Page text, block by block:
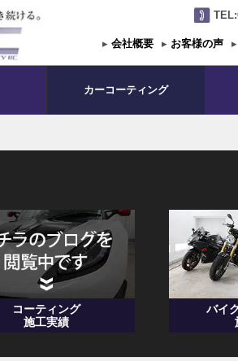
▸ 会社概要 ▸ お客様の声 ▸
カーコーティング
コーティング
施工実績
バイ